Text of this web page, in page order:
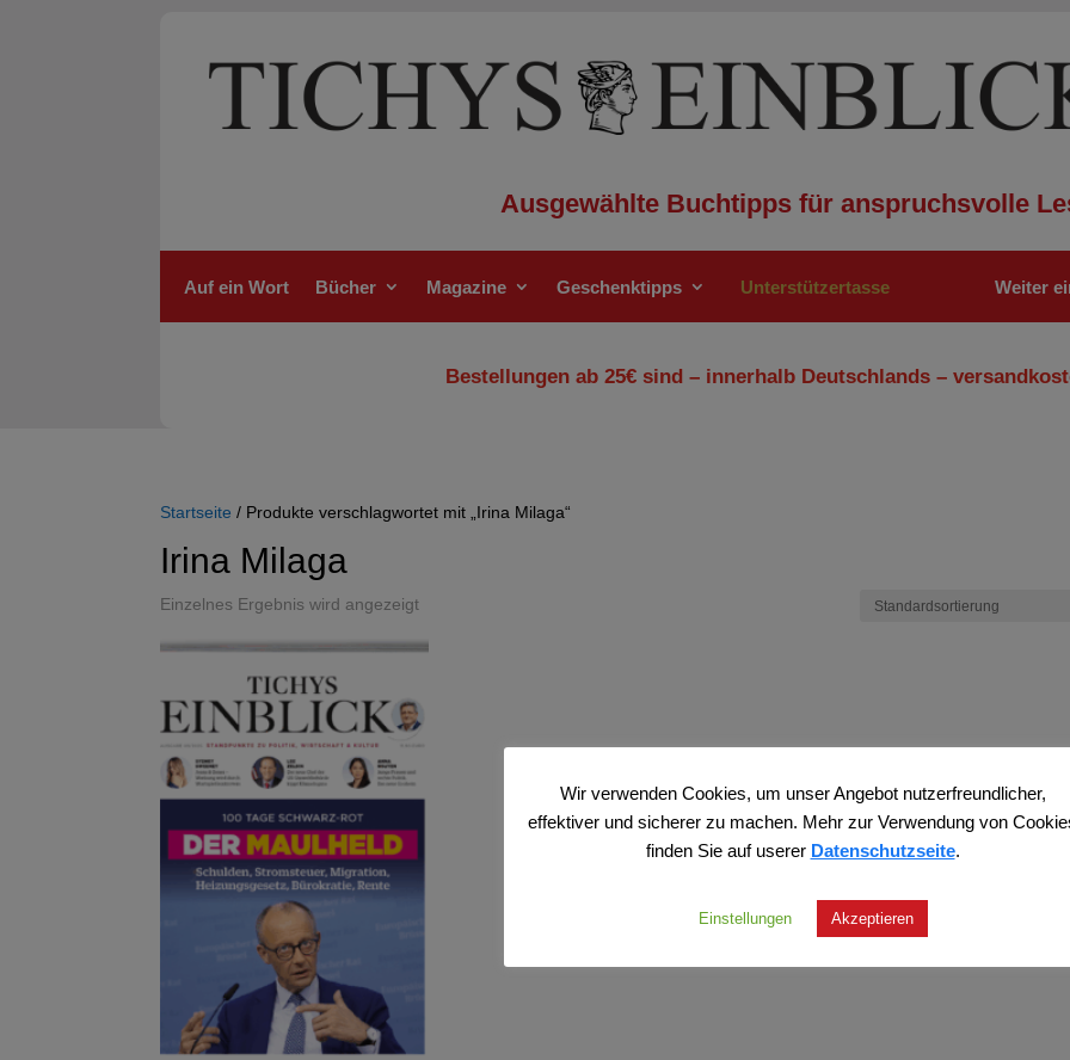
Ausgewählte Buchtipps für anspruchsvolle
Auf ein Wort Bücher Magazine Geschenktipps Unterstützertasse Weiter
Bestellungen ab 25€ sind – innerhalb Deutschlands –
Startseite / Produkte verschlagwortet mit „Irina Milaga“
Irina Milaga
Einzelnes Ergebnis wird angezeigt
Wir verwenden Cookies, um unser Angebot nutzerfreundlicher,
effektiver und sicherer zu machen. Mehr zur Verwendung von
finden Sie auf userer Datenschutzseite.
Einstellungen Akzeptieren